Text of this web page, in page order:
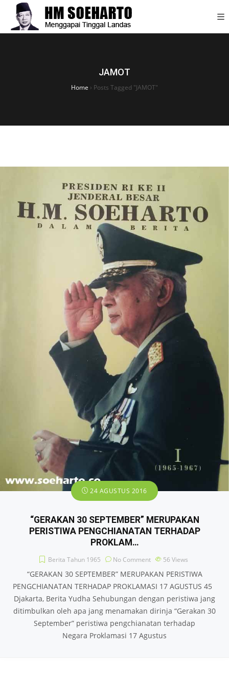
JAMOT
Home › Posts Tagged "JAMOT"
24 AGUSTUS 2016
“GERAKAN 30 SEPTEMBER” MERUPAKAN
PERISTIWA PENGCHIANATAN TERHADAP
PROKLAM…
Berita Tahun 1965 No Comment 56 Views
“GERAKAN 30 SEPTEMBER” MERUPAKAN PERISTIWA
PENGCHIANATAN TERHADAP PROKLAMASI 17 AGUSTUS 45
Djakarta, Berita Yudha Sehubungan dengan peristiwa jang
ditimbulkan oleh apa jang menamakan dirinja “Gerakan 30
September” peristiwa pengchianatan terhadap
Negara Proklamasi 17 Agustus